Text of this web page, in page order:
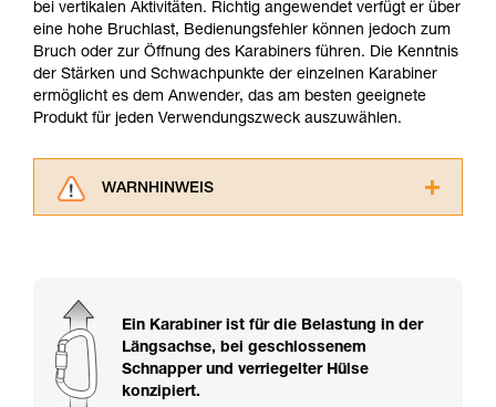
bei vertikalen Aktivitäten. Richtig angewendet verfügt er über
eine hohe Bruchlast, Bedienungsfehler können jedoch zum
Bruch oder zur Öffnung des Karabiners führen. Die Kenntnis
der Stärken und Schwachpunkte der einzelnen Karabiner
ermöglicht es dem Anwender, das am besten geeignete
Produkt für jeden Verwendungszweck auszuwählen.
WARNHINWEIS
verstehen zu können, müssen Sie zuerst die in
der Gebrauchsanweisung enthaltenen
Informationen richtig verstanden haben.
Die Beherrschung dieser Techniken setzt eine
Ein Karabiner ist für die Belastung in der
Längsachse, bei geschlossenem
Schnapper und verriegelter Hülse
konzipiert.